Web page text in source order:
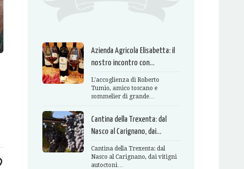
Azienda Agricola Elisabetta: il
nostro incontro con…
L'accoglienza di Roberto
Tumio, amico toscano e
sommelier di grande…
Cantina della Trexenta: dal
Nasco al Carignano, dai…
Cantina della Trexenta: dal
Nasco al Carignano, dai vitigni
autoctoni…